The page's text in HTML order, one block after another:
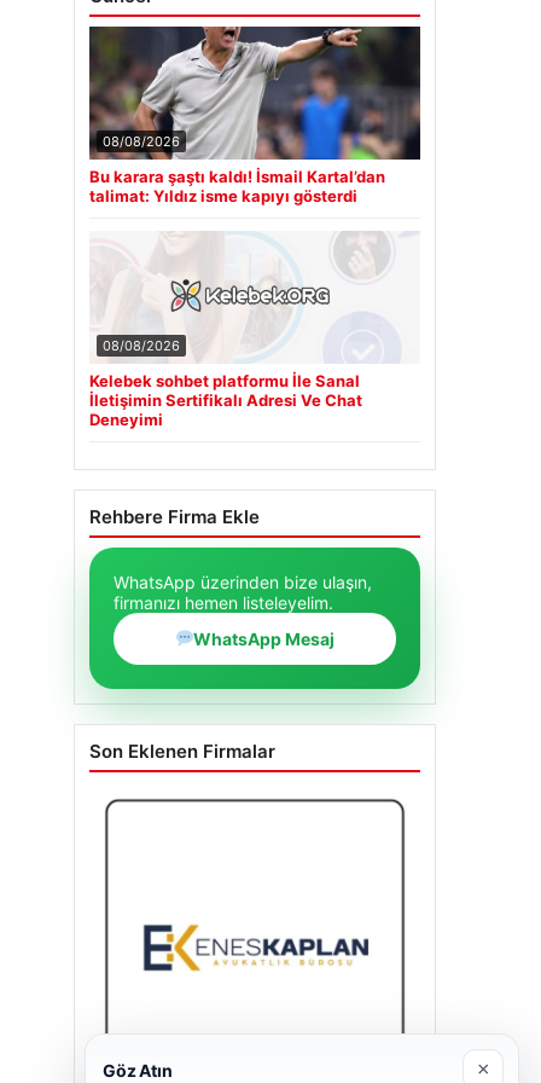
08/08/2026
Bu karara şaştı kaldı! İsmail Kartal’dan
talimat: Yıldız isme kapıyı gösterdi
08/08/2026
Kelebek sohbet platformu İle Sanal
İletişimin Sertifikalı Adresi Ve Chat
Deneyimi
Rehbere Firma Ekle
WhatsApp üzerinden bize ulaşın,
firmanızı hemen listeleyelim.
WhatsApp Mesaj
Son Eklenen Firmalar
Göz Atın ×